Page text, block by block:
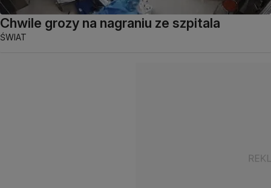
Chwile grozy na nagraniu ze szpitala
ŚWIAT